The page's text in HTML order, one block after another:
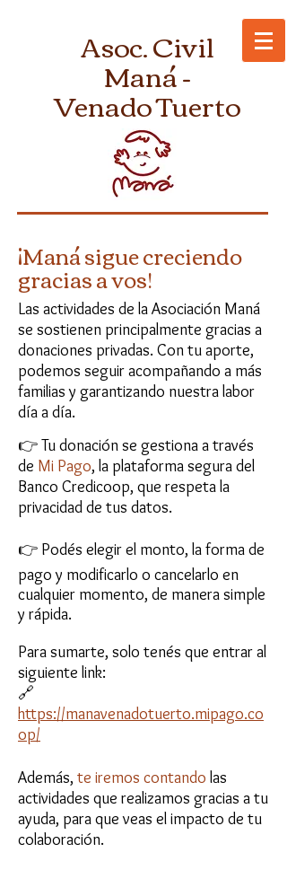
Asoc. Civil
Maná -
Venado Tuerto
¡Maná sigue creciendo
gracias a vos!
Las actividades de la Asociación Maná
se sostienen principalmente gracias a
donaciones privadas. Con tu aporte,
podemos seguir acompañando a más
familias y garantizando nuestra labor
día a día.
👉 Tu donación se gestiona a través
de Mi Pago, la plataforma segura del
Banco Credicoop, que respeta la
privacidad de tus datos.
👉 Podés elegir el monto, la forma de
pago y modificarlo o cancelarlo en
cualquier momento, de manera simple
y rápida.
Para sumarte, solo tenés que entrar al
siguiente link:
🔗
https://manavenadotuerto.mipago.co
op/
Además, te iremos contando las
actividades que realizamos gracias a tu
ayuda, para que veas el impacto de tu
colaboración.